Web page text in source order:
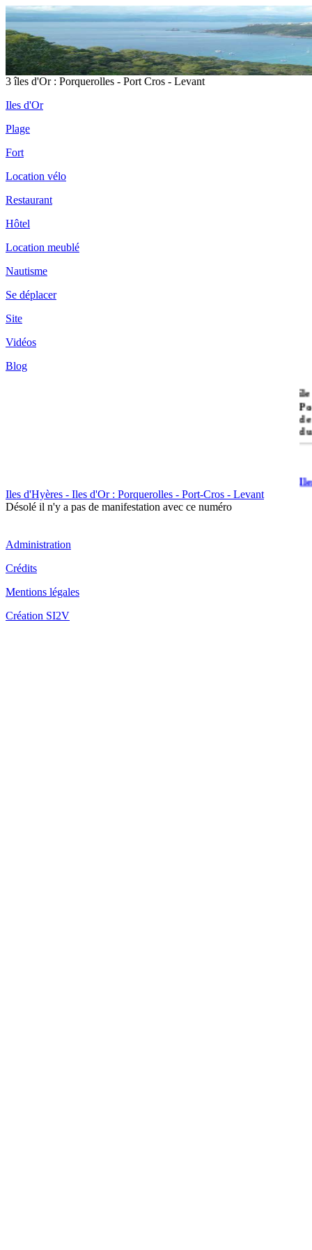
3 îles d'Or : Porquerolles - Port Cros - Levant
Iles d'Or
Plage
Fort
Location vélo
Restaurant
Hôtel
Location meublé
Nautisme
Se déplacer
Site
Vidéos
Blog
île
Iles d'Hyères - Iles d'Or : Porquerolles - Port-Cros - Levant
Désolé il n'y a pas de manifestation avec ce numéro
Administration
Crédits
Mentions légales
Création SI2V